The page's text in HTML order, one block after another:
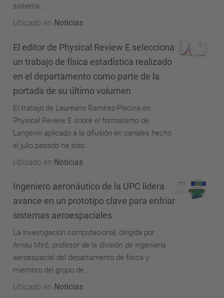
sistema ...
Ubicado en Noticias
El editor de Physical Review E selecciona
un trabajo de física estadística realizado
en el departamento como parte de la
portada de su último volumen
El trabajo de Laureano Ramírez-Piscina en
Physical Review E sobre el formalismo de
Langevin aplicado a la difusión en canales hecho
el julio pasado ha sido ...
Ubicado en Noticias
Ingeniero aeronáutico de la UPC lidera
avance en un prototipo clave para enfriar
sistemas aeroespaciales
La investigación computacional, dirigida por
Arnau Miró, profesor de la división de ingeniería
aeroespacial del departamento de física y
miembro del grupo de ...
Ubicado en Noticias